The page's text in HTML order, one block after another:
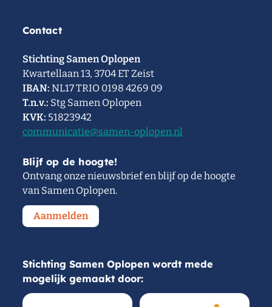
Contact
Stichting Samen Oplopen
Kwartellaan 13, 3704 ET Zeist
IBAN: NL17 TRIO 0198 4269 09
T.n.v.: Stg Samen Oplopen
KVK: 51823942
communicatie@samen-oplopen.nl
Blijf op de hoogte!
Ontvang onze nieuwsbrief en blijf op de hoogte
van Samen Oplopen.
Aanmelden
Stichting Samen Oplopen wordt mede
mogelijk gemaakt door: